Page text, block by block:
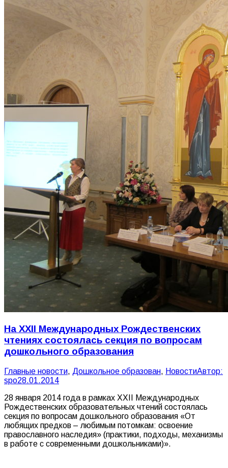
На ХХII Международных Рождественских
чтениях состоялась секция по вопросам
дошкольного образования
Главные новости, Дошкольное образован, НовостиАвтор:
spo28.01.2014
28 января 2014 года в рамках ХХII Международных
Рождественских образовательных чтений состоялась
секция по вопросам дошкольного образования «От
любящих предков – любимым потомкам: освоение
православного наследия» (практики, подходы, механизмы
в работе с современными дошкольниками)».